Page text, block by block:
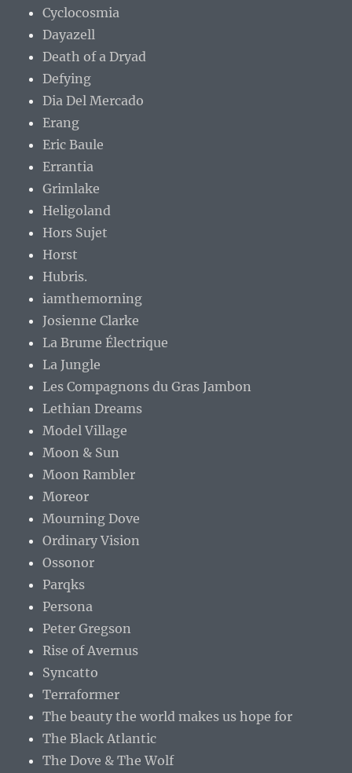
Cyclocosmia
Dayazell
Death of a Dryad
Defying
Dia Del Mercado
Erang
Eric Baule
Errantia
Grimlake
Heligoland
Hors Sujet
Horst
Hubris.
iamthemorning
Josienne Clarke
La Brume Électrique
La Jungle
Les Compagnons du Gras Jambon
Lethian Dreams
Model Village
Moon & Sun
Moon Rambler
Moreor
Mourning Dove
Ordinary Vision
Ossonor
Parqks
Persona
Peter Gregson
Rise of Avernus
Syncatto
Terraformer
The beauty the world makes us hope for
The Black Atlantic
The Dove & The Wolf